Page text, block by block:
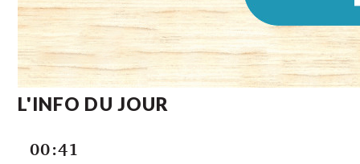
L'INFO DU JOUR
00:41